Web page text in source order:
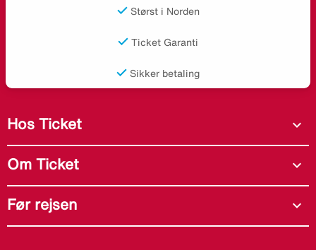
Størst i Norden
Ticket Garanti
Sikker betaling
Hos Ticket expand_more
Om Ticket expand_more
Før rejsen expand_more